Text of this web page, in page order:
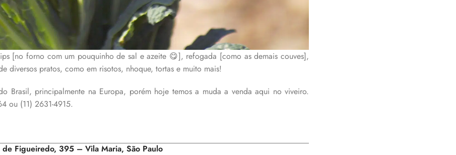
[no forno com um pouquinho de sal e azeite 😋], refogada [como as demais couves],
diversos pratos, como em risotos, nhoque, tortas e muito mais!
Brasil, principalmente na Europa, porém hoje temos a muda a venda aqui no viveiro.
ou (11) 2631-4915.
de Figueiredo, 395 – Vila Maria, São Paulo